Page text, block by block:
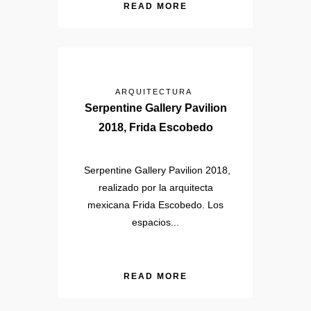
READ MORE
ARQUITECTURA
Serpentine Gallery Pavilion
2018, Frida Escobedo
Serpentine Gallery Pavilion 2018,
realizado por la arquitecta
mexicana Frida Escobedo. Los
espacios...
READ MORE